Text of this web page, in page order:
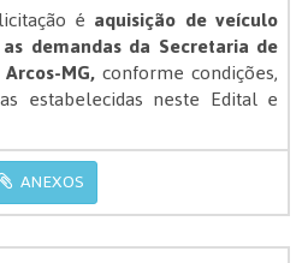
é aquisição de veículo
demandas da Secretaria de
MG,conforme condições,
estabelecidas neste Edital e
ANEXOS